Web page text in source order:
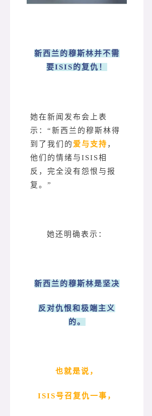
新西兰的穆斯林并不需
要ISIS的复仇！
她在新闻发布会上表
示：“新西兰的穆斯林得
到了我们的 爱与支持 ，
他们的情绪与ISIS相
反，完全没有怨恨与报
复。”
她还明确表示：
新西兰的穆斯林是坚决
反对仇恨和极端主义
的。
也就是说，
ISIS号召复仇一事，